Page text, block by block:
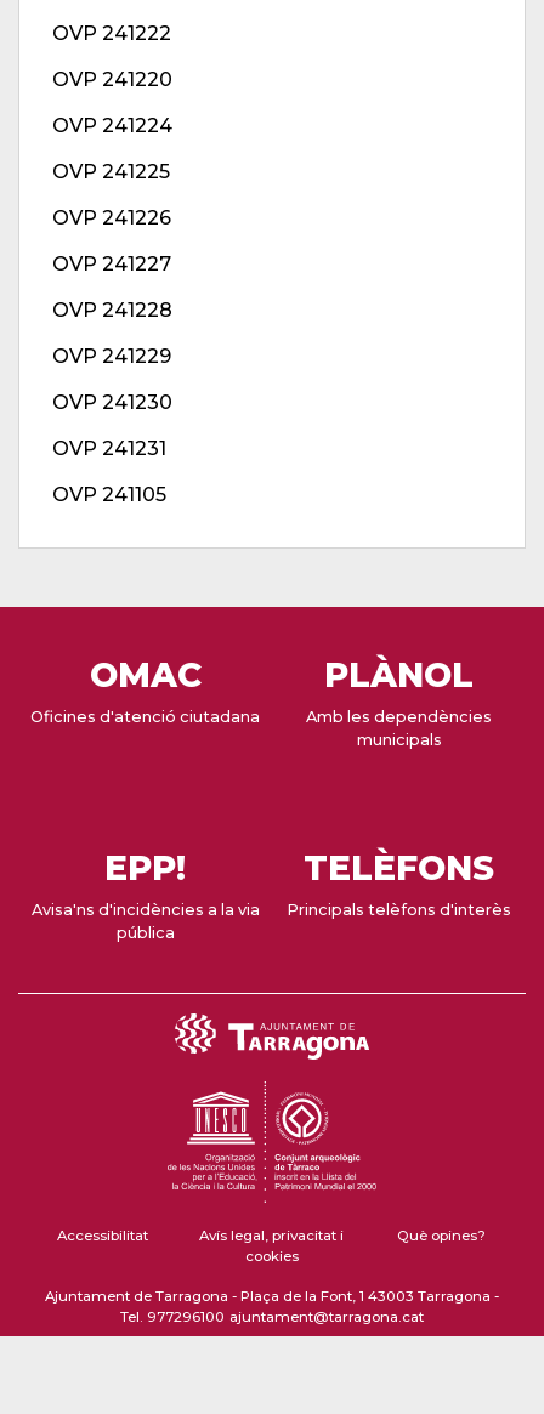
OVP 241222
OVP 241220
OVP 241224
OVP 241225
OVP 241226
OVP 241227
OVP 241228
OVP 241229
OVP 241230
OVP 241231
OVP 241105
OMAC
Oficines d'atenció ciutadana
PLÀNOL
Amb les dependències
municipals
EPP!
Avisa'ns d'incidències a la via
pública
TELÈFONS
Principals telèfons d'interès
Accessibilitat
Avís legal, privacitat i
cookies
Què opines?
Ajuntament de Tarragona - Plaça de la Font, 1 43003 Tarragona -
Tel. 977296100 ajuntament@tarragona.cat